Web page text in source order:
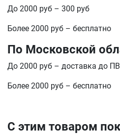
До 2000 руб – 300 руб
Более 2000 руб – бесплатно
По Московской
До 2000 руб – доставка до
Более 2000 руб – бесплатно
С этим товаром